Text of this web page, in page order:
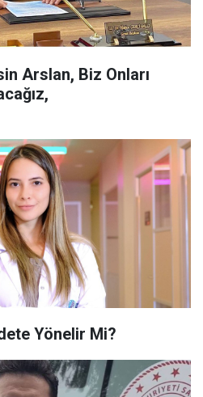
Arslan, Biz Onları
Yönelir Mi?